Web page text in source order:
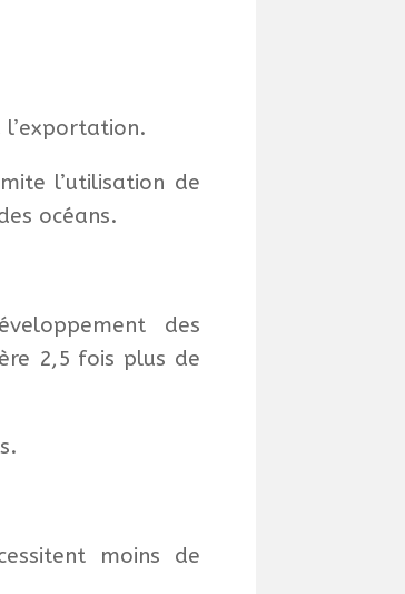
l’exportation.
l’utilisation de
océans.
des
2,5 fois plus de
moins de